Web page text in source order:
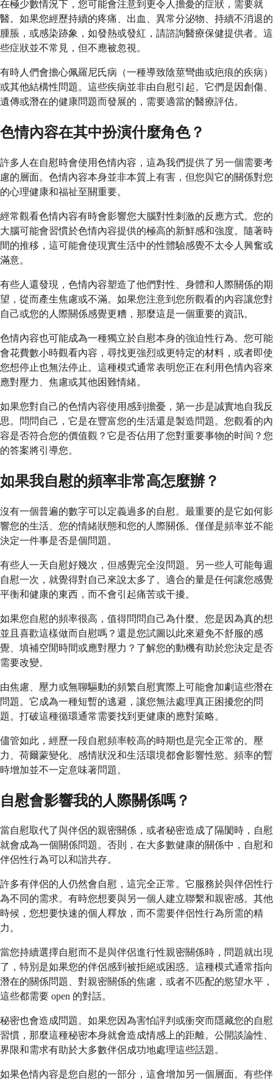
在極少數情況下，您可能會注意到更令人擔憂的症狀，需要就
醫。如果您經歷持續的疼痛、出血、異常分泌物、持續不消退的
腫脹，或感染跡象，如發熱或發紅，請諮詢醫療保健提供者。這
些症狀並不常見，但不應被忽視。
有時人們會擔心佩羅尼氏病（一種導致陰莖彎曲或疤痕的疾病）
或其他結構性問題。這些疾病並非由自慰引起。它們是因創傷、
遺傳或潛在的健康問題而發展的，需要適當的醫療評估。
色情內容在其中扮演什麼角色？
許多人在自慰時會使用色情內容，這為我們提供了另一個需要考
慮的層面。色情內容本身並非本質上有害，但您與它的關係對您
的心理健康和福祉至關重要。
經常觀看色情內容有時會影響您大腦對性刺激的反應方式。您的
大腦可能會習慣於色情內容提供的極高的新鮮感和強度。隨著時
間的推移，這可能會使現實生活中的性體驗感覺不太令人興奮或
滿意。
有些人還發現，色情內容塑造了他們對性、身體和人際關係的期
望，從而產生焦慮或不滿。如果您注意到您所觀看的內容讓您對
自己或您的人際關係感覺更糟，那麼這是一個重要的資訊。
色情內容也可能成為一種獨立於自慰本身的強迫性行為。您可能
會花費數小時觀看內容，尋找更強烈或更特定的材料，或者即使
您想停止也無法停止。這種模式通常表明您正在利用色情內容來
應對壓力、焦慮或其他困難情緒。
如果您對自己的色情內容使用感到擔憂，第一步是誠實地自我反
思。問問自己，它是在豐富您的生活還是製造問題。您觀看的內
容是否符合您的價值觀？它是否佔用了您對重要事物的时间？您
的答案將引導您。
如果我自慰的頻率非常高怎麼辦？
沒有一個普遍的數字可以定義過多的自慰。最重要的是它如何影
響您的生活、您的情緒狀態和您的人際關係。僅僅是頻率並不能
決定一件事是否是個問題。
有些人一天自慰好幾次，但感覺完全沒問題。另一些人可能每週
自慰一次，就覺得對自己來說太多了。適合的量是任何讓您感覺
平衡和健康的東西，而不會引起痛苦或干擾。
如果您自慰的頻率很高，值得問問自己為什麼。您是因為真的想
並且喜歡這樣做而自慰嗎？還是您試圖以此來避免不舒服的感
覺、填補空閒時間或應對壓力？了解您的動機有助於您決定是否
需要改變。
由焦慮、壓力或無聊驅動的頻繁自慰實際上可能會加劇這些潛在
問題。它成為一種短暫的逃避，讓您無法處理真正困擾您的問
題。打破這種循環通常需要找到更健康的應對策略。
儘管如此，經歷一段自慰頻率較高的時期也是完全正常的。壓
力、荷爾蒙變化、感情狀況和生活環境都會影響性慾。頻率的暫
時增加並不一定意味著問題。
自慰會影響我的人際關係嗎？
當自慰取代了與伴侶的親密關係，或者秘密造成了隔閡時，自慰
就會成為一個關係問題。否則，在大多數健康的關係中，自慰和
伴侶性行為可以和諧共存。
許多有伴侶的人仍然會自慰，這完全正常。它服務於與伴侶性行
為不同的需求。有時您想要與另一個人建立聯繫和親密感。其他
時候，您想要快速的個人釋放，而不需要伴侶性行為所需的精
力。
當您持續選擇自慰而不是與伴侶進行性親密關係時，問題就出現
了，特別是如果您的伴侶感到被拒絕或困惑。這種模式通常指向
潛在的關係問題、對親密關係的焦慮，或者不匹配的慾望水平，
這些都需要 open 的對話。
秘密也會造成問題。如果您因為害怕評判或衝突而隱藏您的自慰
習慣，那麼這種秘密本身就會造成情感上的距離。公開談論性、
界限和需求有助於大多數伴侶成功地處理這些話題。
如果色情內容是您自慰的一部分，這會增加另一個層面。有些伴